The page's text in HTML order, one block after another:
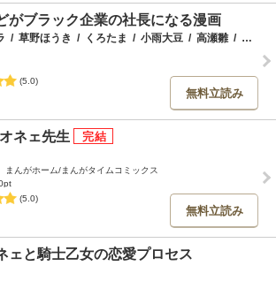
がブラック企業の社長になる漫画
/ 草野ほうき / くろたま / 小雨大豆 / 高瀬雛 /
(5.0)
無料立読み
ネェ先生
まんがホーム/まんがタイムコミックス
(5.0)
無料立読み
ェと騎士乙女の恋愛プロセス